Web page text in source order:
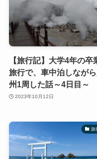
【旅行記】大学4年の卒
旅行で、車中泊しなが
州1周した話～4日目～
2023年10月12日
旅